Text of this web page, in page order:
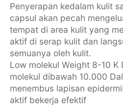
Penyerapan kedalam kulit
capsul akan pecah
tempat di area kulit yang
aktif di serap kulit dan
semuanya oleh kulit.
Low molekul Weight 8-10 K
molekul dibawah 10.000
menembus lapisan
aktif bekerja efektif